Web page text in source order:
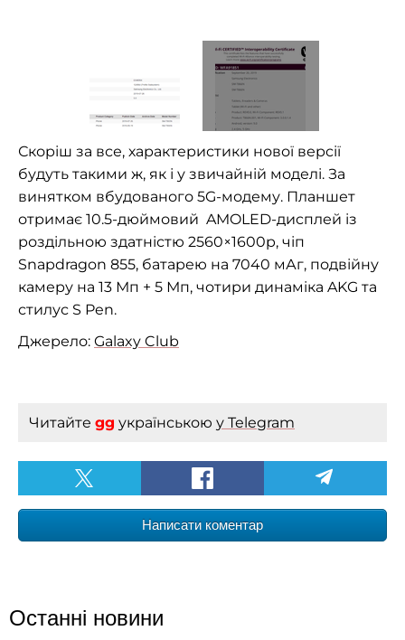
Скоріш за все, характеристики нової версії
будуть такими ж, як і у звичайній моделі. За
винятком вбудованого 5G-модему. Планшет
отримає 10.5-дюймовий AMOLED-дисплей із
роздільною здатністю 2560×1600p, чіп
Snapdragon 855, батарею на 7040 мАг, подвійну
камеру на 13 Мп + 5 Мп, чотири динаміка AKG та
стилус S Pen.
Джерело: Galaxy Club
Читайте gg українською у Telegram
Написати коментар
Останні новини